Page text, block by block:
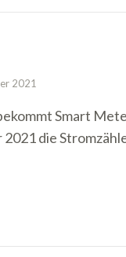
2021
Smart
die